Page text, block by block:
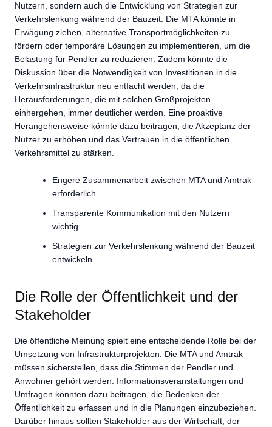
Nutzern, sondern auch die Entwicklung von Strategien zur
Verkehrslenkung während der Bauzeit. Die MTA könnte in
Erwägung ziehen, alternative Transportmöglichkeiten zu
fördern oder temporäre Lösungen zu implementieren, um die
Belastung für Pendler zu reduzieren. Zudem könnte die
Diskussion über die Notwendigkeit von Investitionen in die
Verkehrsinfrastruktur neu entfacht werden, da die
Herausforderungen, die mit solchen Großprojekten
einhergehen, immer deutlicher werden. Eine proaktive
Herangehensweise könnte dazu beitragen, die Akzeptanz der
Nutzer zu erhöhen und das Vertrauen in die öffentlichen
Verkehrsmittel zu stärken.
Engere Zusammenarbeit zwischen MTA und Amtrak
erforderlich
Transparente Kommunikation mit den Nutzern
wichtig
Strategien zur Verkehrslenkung während der Bauzeit
entwickeln
Die Rolle der Öffentlichkeit und der
Stakeholder
Die öffentliche Meinung spielt eine entscheidende Rolle bei der
Umsetzung von Infrastrukturprojekten. Die MTA und Amtrak
müssen sicherstellen, dass die Stimmen der Pendler und
Anwohner gehört werden. Informationsveranstaltungen und
Umfragen könnten dazu beitragen, die Bedenken der
Öffentlichkeit zu erfassen und in die Planungen einzubeziehen.
Darüber hinaus sollten Stakeholder aus der Wirtschaft, der